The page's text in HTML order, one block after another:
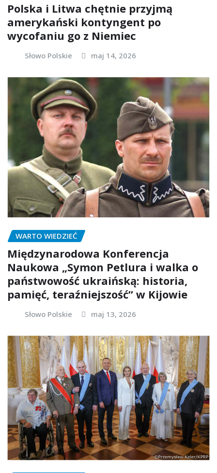
Polska i Litwa chętnie przyjmą
amerykański kontyngent po
wycofaniu go z Niemiec
Słowo Polskie maj 14, 2026
WARTO WIEDZIEĆ
Międzynarodowa Konferencja
Naukowa „Symon Petlura i walka o
państwowość ukraińską: historia,
pamięć, teraźniejszość” w Kijowie
Słowo Polskie maj 13, 2026